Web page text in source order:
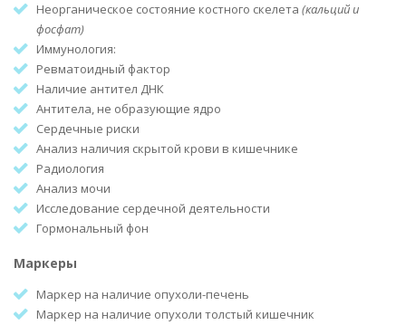
Неорганическое состояние костного скелета (кальций и
фосфат)
Иммунология:
Ревматоидный фактор
Наличие антител ДНК
Антитела, не образующие ядро
Сердечные риски
Анализ наличия скрытой крови в кишечнике
Радиология
Анализ мочи
Исследование сердечной деятельности
Гормональный фон
Маркеры
Маркер на наличие опухоли-печень
Маркер на наличие опухоли толстый кишечник